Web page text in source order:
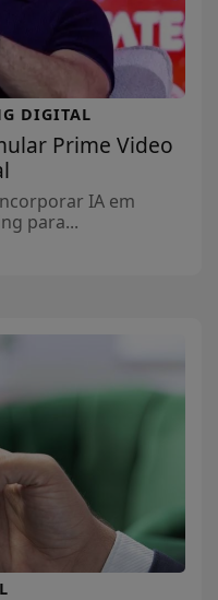
DIGITAL
Prime Video
IA em
para...